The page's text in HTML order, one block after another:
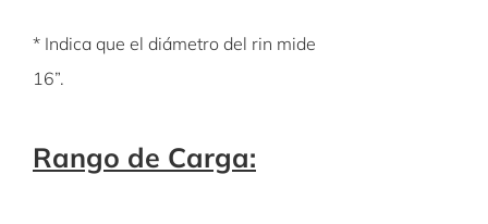
* Indica que el diámetro del rin mide
16”.
Rango de Carga: